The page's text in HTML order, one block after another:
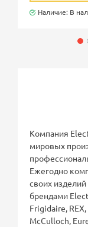
Наличие: В
Компания
мировых
Ежегодно
своих
брендами
Frigidaire,
McCulloch,